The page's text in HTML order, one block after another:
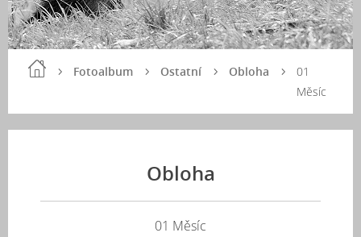
Fotoalbum Ostatní Obloha
01
Měsíc
Obloha
01 Měsíc